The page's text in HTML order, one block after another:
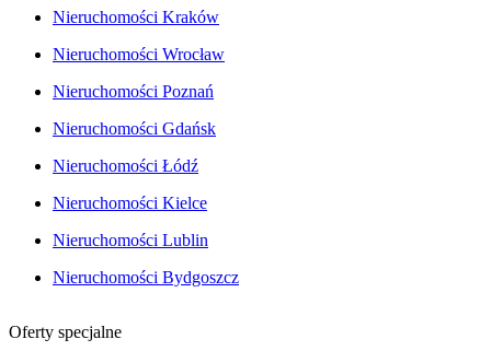
Nieruchomości Kraków
Nieruchomości Wrocław
Nieruchomości Poznań
Nieruchomości Gdańsk
Nieruchomości Łódź
Nieruchomości Kielce
Nieruchomości Lublin
Nieruchomości Bydgoszcz
Oferty specjalne